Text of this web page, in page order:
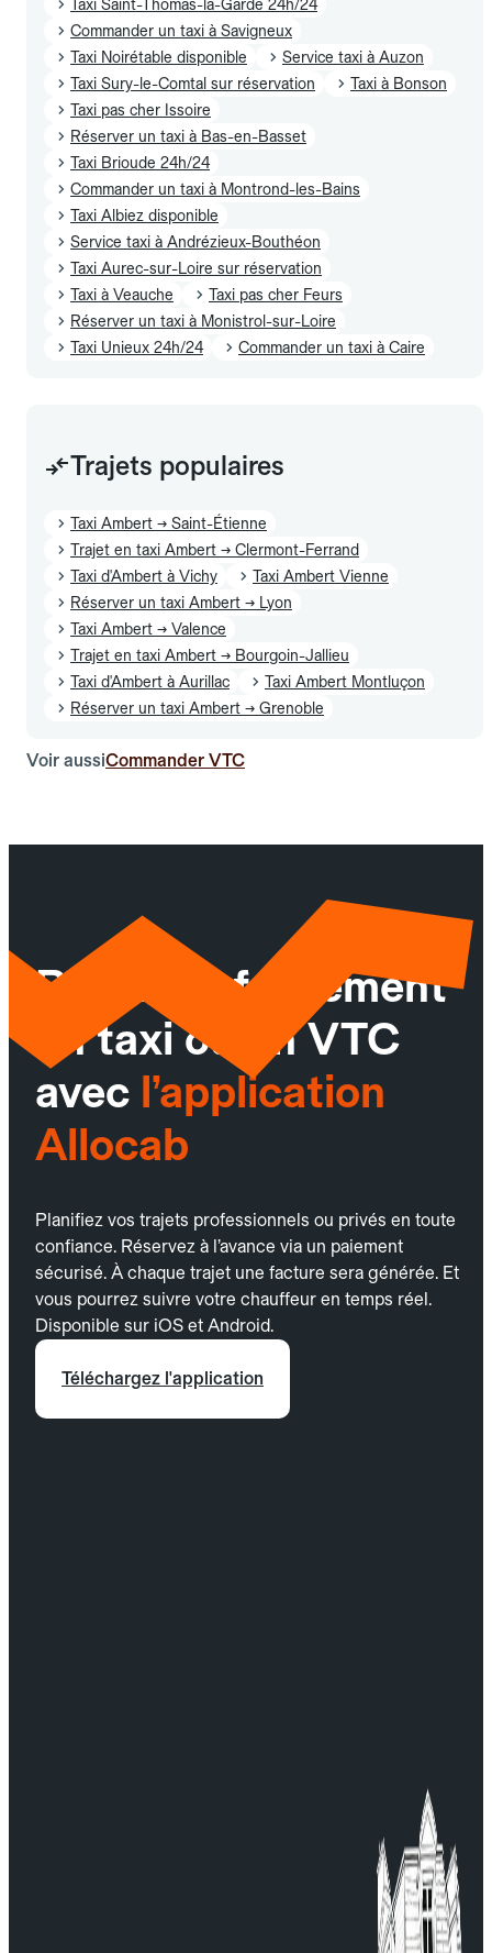
Taxi Saint-Thomas-la-Garde 24h/24
Commander un taxi à Savigneux
Taxi Noirétable disponible
Service taxi à Auzon
Taxi Sury-le-Comtal sur réservation
Taxi à Bonson
Taxi pas cher Issoire
Réserver un taxi à Bas-en-Basset
Taxi Brioude 24h/24
Commander un taxi à Montrond-les-Bains
Taxi Albiez disponible
Service taxi à Andrézieux-Bouthéon
Taxi Aurec-sur-Loire sur réservation
Taxi à Veauche
Taxi pas cher Feurs
Réserver un taxi à Monistrol-sur-Loire
Taxi Unieux 24h/24
Commander un taxi à Caire
Trajets populaires
Taxi Ambert → Saint-Étienne
Trajet en taxi Ambert → Clermont-Ferrand
Taxi d'Ambert à Vichy
Taxi Ambert Vienne
Réserver un taxi Ambert → Lyon
Taxi Ambert → Valence
Trajet en taxi Ambert → Bourgoin-Jallieu
Taxi d'Ambert à Aurillac
Taxi Ambert Montluçon
Réserver un taxi Ambert → Grenoble
Voir aussiCommander VTC
Réservez facilement
un taxi ou un VTC
avec l’application
Allocab
Planifiez vos trajets professionnels ou privés en toute
confiance. Réservez à l’avance via un paiement
sécurisé. À chaque trajet une facture sera générée. Et
vous pourrez suivre votre chauffeur en temps réel.
Disponible sur iOS et Android.
Téléchargez l'application